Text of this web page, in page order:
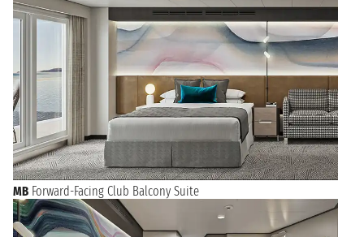
MB Forward-Facing Club Balcony Suite